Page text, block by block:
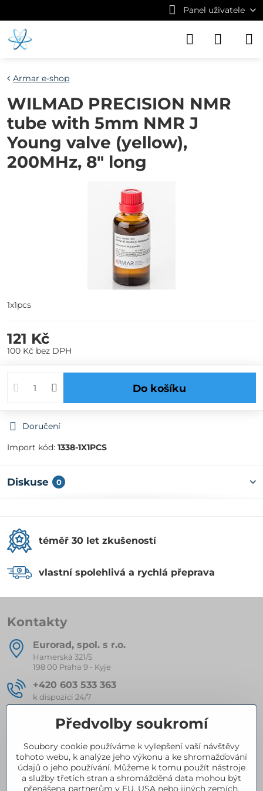
Panel uživatele
Armar e-shop
WILMAD PRECISION NMR
tube with 5mm NMR J
Young valve (yellow),
200MHz, 8" long
1x1pcs
121 Kč
100 Kč bez DPH
Do košíku
Doručení
Import kód: 1338-1X1PCS
Diskuse 0
téměř 30 let zkušeností
vlastní spolehlivá a rychlá přeprava
Kontakty
Eurorad, spol​. s r​.o​.
Hamerská 321/5
198 00 Praha 9 - Kyje
+420 603 533 363
k dispozici 24/7
eurorad​@seznam​.cz
Kompletní nabídka produktů
Předvolby soukromí
Soubory cookie používáme k vylepšení vaší návštěvy
tohoto webu, k analýze jeho výkonu a ke shromažďování
údajů o jeho používání. Můžeme k tomu použít nástroje
a služby třetích stran a shromážděná data mohou být
přenášena partnerům v EU, USA nebo jiných zemích.